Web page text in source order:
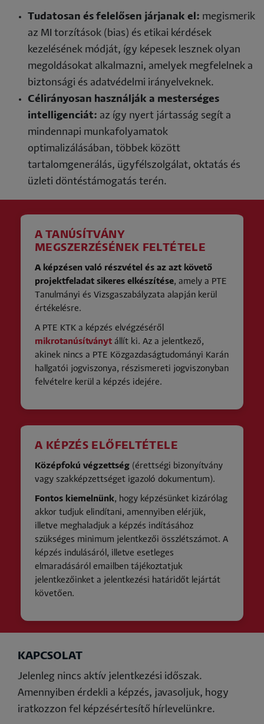
Tudatosan és felelősen járjanak el: megismerik
az MI torzítások (bias) és etikai kérdések
kezelésének módját, így képesek lesznek olyan
megoldásokat alkalmazni, amelyek megfelelnek a
biztonsági és adatvédelmi irányelveknek.
Célirányosan használják a mesterséges
intelligenciát: az így nyert jártasság segít a
mindennapi munkafolyamatok
optimalizálásában, többek között
tartalomgenerálás, ügyfélszolgálat, oktatás és
üzleti döntéstámogatás terén.
A TANÚSÍTVÁNY
MEGSZERZÉSÉNEK FELTÉTELE
A képzésen való részvétel és az azt követő
projektfeladat sikeres elkészítése, amely a PTE
Tanulmányi és Vizsgaszabályzata alapján kerül
értékelésre.
A PTE KTK a képzés elvégzéséről
mikrotanúsítványt állít ki. Az a jelentkező,
akinek nincs a PTE Közgazdaságtudományi Karán
hallgatói jogviszonya, részismereti jogviszonyban
felvételre kerül a képzés idejére.
A KÉPZÉS ELŐFELTÉTELE
Középfokú végzettség (érettségi bizonyítvány
vagy szakképzettséget igazoló dokumentum).
Fontos kiemelnünk, hogy képzésünket kizárólag
akkor tudjuk elindítani, amennyiben elérjük,
illetve meghaladjuk a képzés indításához
szükséges minimum jelentkezői összlétszámot. A
képzés indulásáról, illetve esetleges
elmaradásáról emailben tájékoztatjuk
jelentkezőinket a jelentkezési határidőt lejártát
követően.
KAPCSOLAT
Jelenleg nincs aktív jelentkezési időszak.
Amennyiben érdekli a képzés, javasoljuk, hogy
iratkozzon fel képzésértesítő hírlevelünkre.